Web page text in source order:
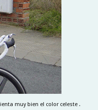
muy bien el color celeste .